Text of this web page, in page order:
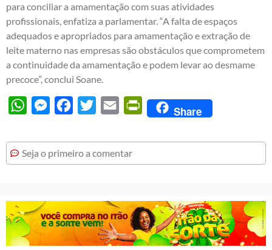
para conciliar a amamentação com suas atividades
profissionais, enfatiza a parlamentar. “A falta de espaços
adequados e apropriados para amamentação e extração de
leite materno nas empresas são obstáculos que comprometem
a continuidade da amamentação e podem levar ao desmame
precoce”, conclui Soane.
WhatsAppMessengerFacebook
Twitter Email PrintFriendly
Share
Seja o primeiro a comentar